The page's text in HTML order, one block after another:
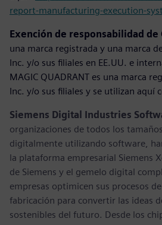
report-manufacturing-execution-
Exención de responsabilidad de
una marca registrada y una marca
Inc. y/o sus filiales en EE.UU. e
MAGIC QUADRANT es una marca
Inc. y/o sus filiales y se utilizan aquí
Siemens Digital Industries
organizaciones de todos los
digitalmente utilizando software,
la plataforma empresarial Siemens
de Siemens y el gemelo digital
empresas optimicen sus procesos
fabricación para convertir las ideas
sostenibles del futuro. Desde los